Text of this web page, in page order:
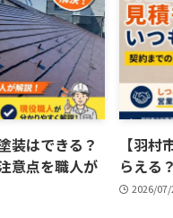
装はできる？
意点を職人が
【羽
らえる
2026/07/